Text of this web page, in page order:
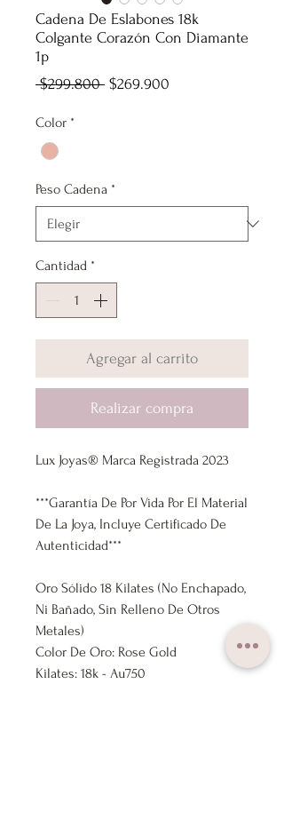
Cadena De Eslabones 18k
Colgante Corazón Con Diamante
1p
$299.800 Precio
$269.900
Color *
Peso Cadena *
Cantidad *
Agregar al carrito
Realizar compra
Lux Joyas® Marca Registrada 2023
***Garantía De Por Vida Por El Material
De La Joya, Incluye Certificado De
Autenticidad***
Oro Sólido 18 Kilates (No Enchapado,
Ni Bañado, Sin Relleno De Otros
Metales)
Color De Oro: Rose Gold
Kilates: 18k - Au750